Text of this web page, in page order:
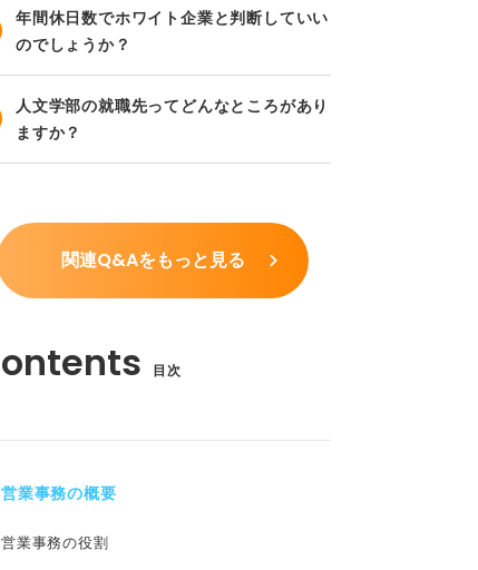
年間休日数でホワイト企業と判断していい
のでしょうか？
人文学部の就職先ってどんなところがあり
ますか？
関連Q&Aをもっと見る
目次
営業事務の概要
営業事務の役割